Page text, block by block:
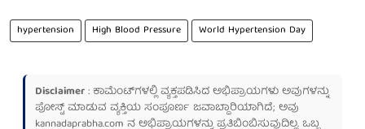
hypertension High Blood Pressure World Hypertension Day
Disclaimer: ಕಾಮೆಂಟ್‌ಗಳಲ್ಲಿ ವ್ಯಕ್ತಪಡಿಸಿದ ಅಭಿಪ್ರಾಯಗಳು ಅವುಗಳನ್ನು
ಪೋಸ್ಟ್ ಮಾಡುವ ವ್ಯಕ್ತಿಯ ಸಂಪೂರ್ಣ ಜವಾಬ್ದಾರಿಯಾಗಿದೆ; ಅವು
kannadaprabha.com ನ ಅಭಿಪ್ರಾಯಗಳನ್ನು ಪ್ರತಿಬಿಂಬಿಸುವುದಿಲ್ಲ. ಒಬ್ಬ